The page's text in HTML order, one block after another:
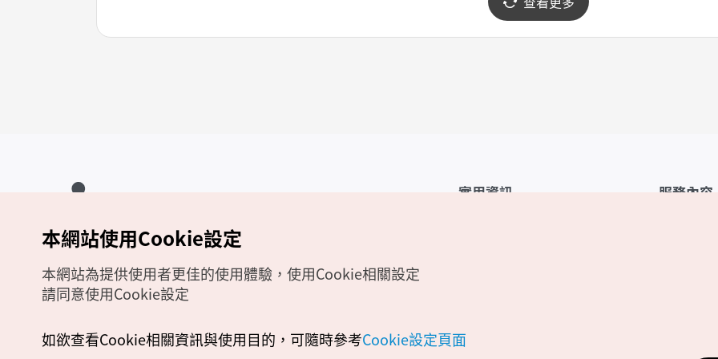
實用資訊 服務內容
位置資訊
Copyrights (c) 韓國觀光公社版權所有
如有相關疑問或建議，歡迎來信至官方信箱
本網站使用Cookie設定
本網站為提供使用者更佳的使用體驗，使用Cookie相關設定
請同意使用Cookie設定
如欲查看Cookie相關資訊與使用目的，可隨時參考Cookie設定頁面